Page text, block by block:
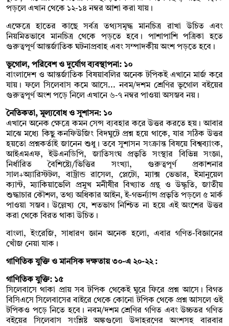
পড়লে এখান থেকে ১২-১৪ নম্বর আশা করা যায়।
এক্ষেত্রে হাতের কাছে সর্বত্র তথ্যসমৃদ্ধ মানচিত্র রাখা উচিত এবং
নিয়মিতভাবে মানচিত্র থেকে পড়তে হবে। পাশাপাশি পত্রিকা হতে
গুরুত্বপূর্ণ আন্তর্জাতিক ঘটনাপ্রবাহ এবং সম্পাদকীয় অংশ পড়তে হবে।
ভূগোল, পরিবেশ ও দুর্যোগ ব্যবস্থাপনা: ১০
বাংলাদেশ ও আন্তর্জাতিক বিষয়াবলির অনেক টপিকই এখানে মার্জ করে
যায়। ফলে সিলেবাস কমে আসে... নবম/দশম শ্রেণির ভূগোল বইয়ের
গুরুত্বপূর্ণ অংশ পড়ে নিলে এখানে ৬-৭ নম্বর পাওয়া অসম্ভব নয়।
নৈতিকতা, মূল্যবোধ ও সুশাসন: ১০
এখানে অনেক ক্ষেত্রে কমন সেন্স ব্যবহার করে উত্তর করতে হয়। আবার
মাঝে মধ্যে কিছু কনফিউজিং বিদঘুটে প্রশ্ন হয়ে থাকে, যার সঠিক উত্তর
হয়তো প্রশ্নকর্তাই জানেন শুধু। তবে সুশাসন সংক্রান্ত বিষয়ে বিশ্বব্যাংক,
আইএমএফ, ইউএনডিপি, জাতিসংঘ প্রভৃতি সংস্থার বিভিন্ন সংজ্ঞা,
নির্ধারিত বৈশিষ্ট্যে/ভিত্তির সংখ্যা, গুরুত্বপূর্ণ প্রকাশনার
সাল+অ্যারিস্টটল, বার্ট্রান্ড রাসেল, প্লেটো, ম্যাক্স ভেভার, ইমানুয়েল
ক্যান্ট, ম্যাকিয়াভেলি প্রমুখ মনীষীর বিখ্যাত গ্রন্থ ও উদ্ধৃতি, জাতীয়
শুদ্ধাচার কৌশল, তথ্য অধিকার আইন, ই-গভর্ন্যান্স প্রভৃতি পড়লে ৫ মার্ক
পাওয়া সম্ভব। উল্লেখ্য যে, শতভাগ নিশ্চিত না হয়ে এই অংশের উত্তর
করা থেকে বিরত থাকা উচিত।
বাংলা, ইংরেজি, সাধারণ জ্ঞান অনেক হলো, এবার গণিত-বিজ্ঞানের
খোঁজ নেয়া যাক।
গাণিতিক যুক্তি ও মানসিক দক্ষতায় ৩০-এ ২০-২২ :
গাণিতিক যুক্তি: ১৫
সিলেবাসে থাকা প্রায় সব টপিক থেকেই ঘুরে ফিরে প্রশ্ন আসে। বিগত
বিসিএসে সিলেবাসের বাইরে থেকে কোনো টপিক থেকে প্রশ্ন আসলে ওই
টপিকও পড়ে নিতে হবে। নবম/দশম শ্রেণির গণিত এবং উচ্চতর গণিত
বইয়ের সিলেবাস সংশ্লিষ্ট অঙ্কগুলো উদাহরণের অংশসহ বারবার